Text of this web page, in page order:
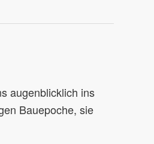
augenblicklich ins
Bauepoche, sie